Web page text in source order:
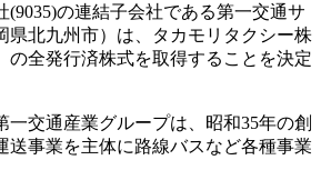
(9035)の連結子会社である第一交通サ
県北九州市）は、タカモリタクシー株
の全発行済株式を取得することを決定
一交通産業グループは、昭和35年の創
送事業を主体に路線バスなど各種事業